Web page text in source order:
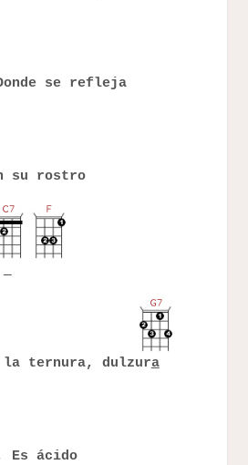
se refleja
su rostro
la ternura, dulzura
Es ácido